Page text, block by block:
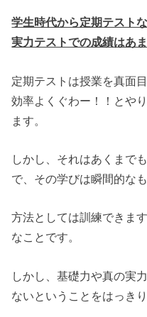
学生時代から定期テスト
実力テストでの成績はあ
定期テストは授業を真面
効率よくぐわー！！とや
ます。
しかし、それはあくまで
で、その学びは瞬間的な
方法としては訓練できま
なことです。
しかし、基礎力や真の実
ないということをはっき